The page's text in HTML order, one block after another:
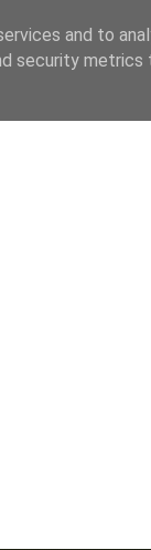
and to
security